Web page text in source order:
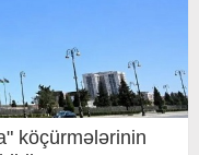
köçürmələrinin